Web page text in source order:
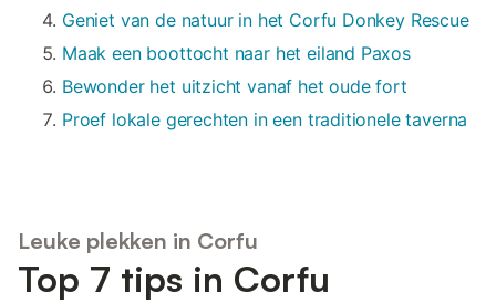
Geniet van de natuur in het Corfu Donkey Rescue
Maak een boottocht naar het eiland Paxos
Bewonder het uitzicht vanaf het oude fort
Proef lokale gerechten in een traditionele taverna
Leuke plekken in Corfu
Top 7 tips in Corfu